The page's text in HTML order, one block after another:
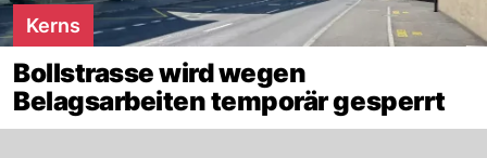
Kerns
Bollstrasse wird wegen
Belagsarbeiten temporär gesperrt